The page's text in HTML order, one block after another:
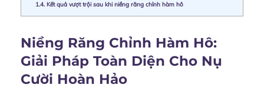
1.4. Kết quả vượt trội sau khi niềng răng chỉnh hàm hô
Niềng Răng Chỉnh Hàm Hô:
Giải Pháp Toàn Diện Cho Nụ
Cười Hoàn Hảo